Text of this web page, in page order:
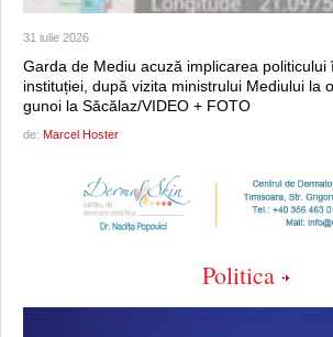
31 iulie 2026
Garda de Mediu acuză implicarea politicului
instituției, după vizita ministrului Mediului la
gunoi la Săcălaz/VIDEO + FOTO
de: Marcel Hoster
Politica